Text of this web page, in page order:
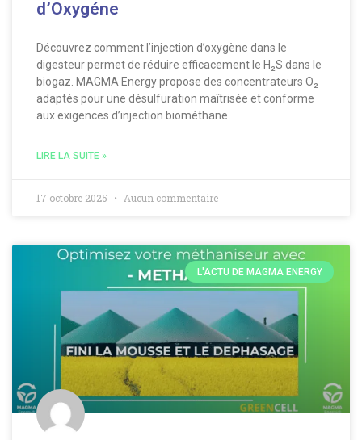
d’Oxygéne
Découvrez comment l’injection d’oxygène dans le
digesteur permet de réduire efficacement le H₂S dans le
biogaz. MAGMA Energy propose des concentrateurs O₂
adaptés pour une désulfuration maîtrisée et conforme
aux exigences d’injection biométhane.
LIRE LA SUITE »
17 octobre 2025 Aucun commentaire
L'ACTU DE MAGMA ENERGY